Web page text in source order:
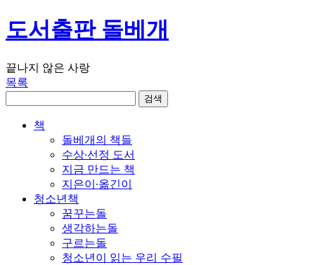
도서출판 돌베개
끝나지 않은 사랑
목록
책
돌베개의 책들
수상∙선정 도서
지금 만드는 책
지은이∙옮긴이
청소년책
꿈꾸는돌
생각하는돌
구르는돌
청소년이 읽는 우리 수필